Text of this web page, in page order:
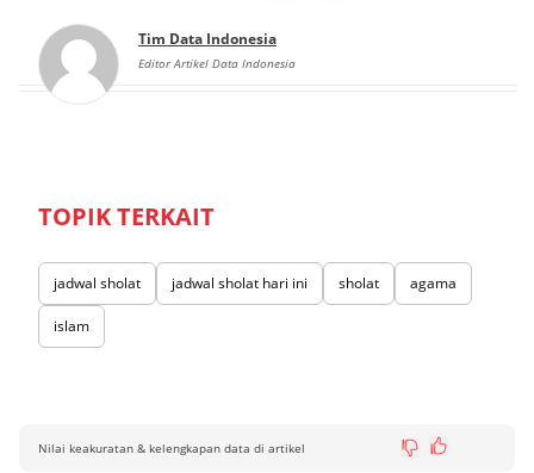
Tim Data Indonesia
Editor Artikel Data Indonesia
TOPIK TERKAIT
jadwal sholat jadwal sholat hari ini sholat agama
islam
Nilai keakuratan & kelengkapan data di artikel